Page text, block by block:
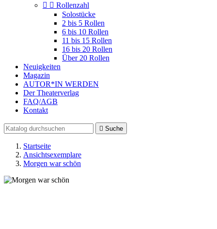
  Rollenzahl
Solostücke
2 bis 5 Rollen
6 bis 10 Rollen
11 bis 15 Rollen
16 bis 20 Rollen
Über 20 Rollen
Neuigkeiten
Magazin
AUTOR*IN WERDEN
Der Theaterverlag
FAQ/AGB
Kontakt
 Suche
Startseite
Ansichtsexemplare
Morgen war schön